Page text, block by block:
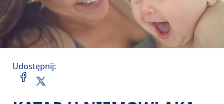
Udostępnij: